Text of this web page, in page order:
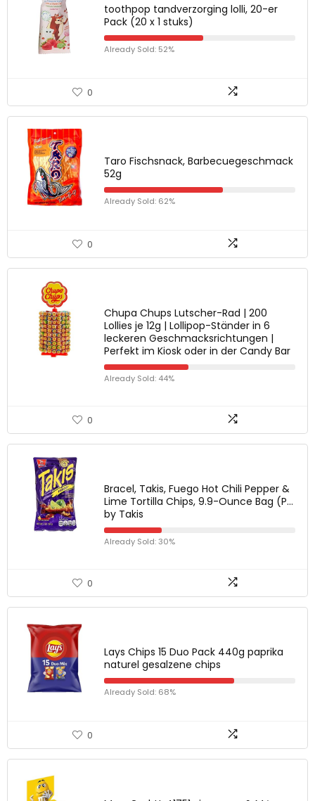
toothpop tandverzorging lolli, 20-er
Pack (20 x 1 stuks)
Already Sold: 52%
0
Taro Fischsnack, Barbecuegeschmack
52g
Already Sold: 62%
0
Chupa Chups Lutscher-Rad | 200
Lollies je 12g | Lollipop-Ständer in 6
leckeren Geschmacksrichtungen |
Perfekt im Kiosk oder in der Candy Bar
Already Sold: 44%
0
Bracel, Takis, Fuego Hot Chili Pepper &
Lime Tortilla Chips, 9.9-Ounce Bag (P…
by Takis
Already Sold: 30%
0
Lays Chips 15 Duo Pack 440g paprika
naturel gesalzene chips
Already Sold: 68%
0